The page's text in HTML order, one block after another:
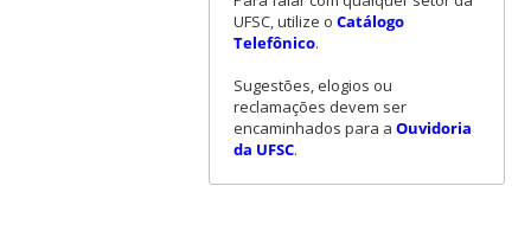
UFSC, utilize o Catálogo
Telefônico.
Sugestões, elogios ou
reclamações devem ser
encaminhados para a Ouvidoria
da UFSC.